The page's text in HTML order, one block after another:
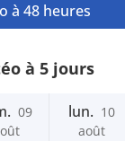
à 48 heures
à 5 jours
09
lun. 10
août